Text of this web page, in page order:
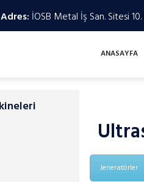
Adres: İOSB Metal İş San. Sitesi
ANASAYFA
Jeneratörler